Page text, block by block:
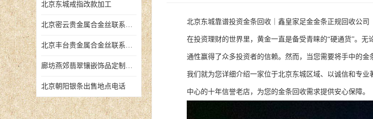
北京东城戒指改款加工
北京密云贵金属合金丝联系地址
北京丰台贵金属合金丝联系地址
廊坊燕郊翡翠镶嵌饰品定制店铺
北京朝阳银条出售地点电话
北京东城靠谱投资金条回收｜鑫皇家足金金条正规回收公司
在投资理财的世界里，黄金一直是备受青睐的“硬通货”。
通性赢得了众多投资者的信赖。然而，当您需要将手中的
我们就为您详细介绍一家位于北京东城区域、以诚信和专
中心的十年信誉老店，为您的金条回收需求提供安心保障。